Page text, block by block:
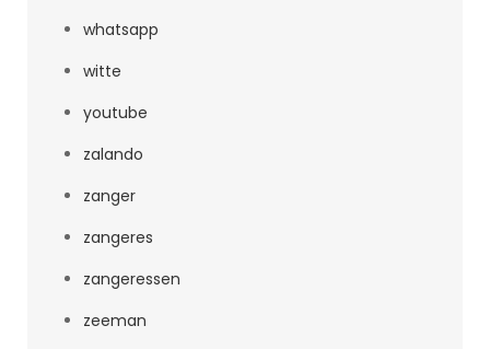
whatsapp
witte
youtube
zalando
zanger
zangeres
zangeressen
zeeman